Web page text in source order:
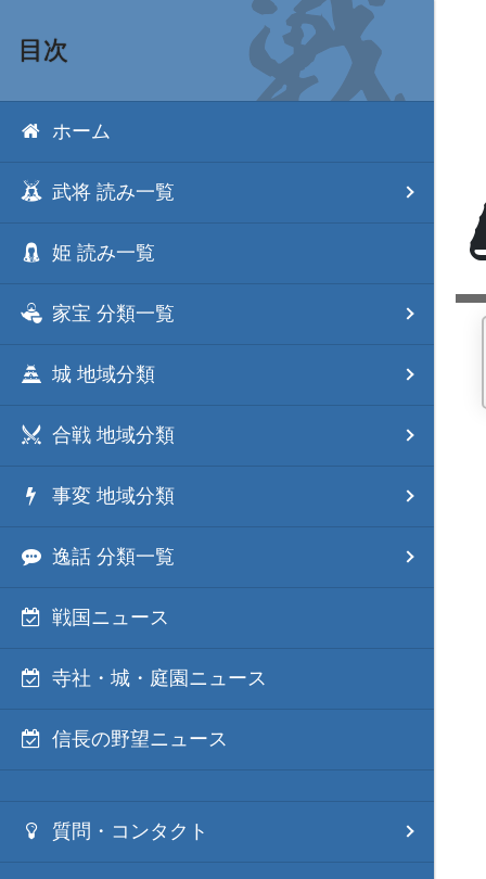
目次
ホーム
武将 読み一覧
姫 読み一覧
家宝 分類一覧
城 地域分類
合戦 地域分類
事変 地域分類
逸話 分類一覧
戦国ニュース
寺社・城・庭園ニュース
信長の野望ニュース
質問・コンタクト